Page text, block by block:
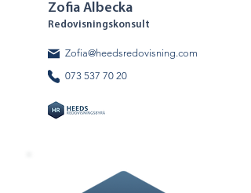
Zofia Albecka
Redovisningskonsult
Zofia@heedsredovisning.com
073 537 70 20